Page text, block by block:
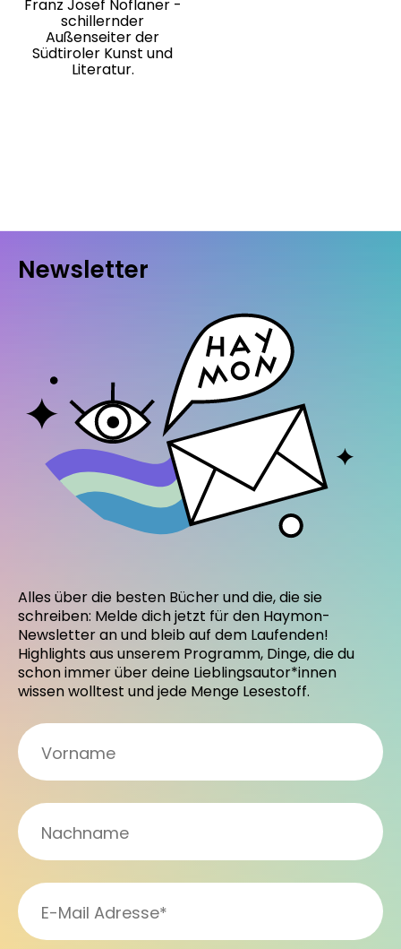
Franz Josef Noflaner -
schillernder
Außenseiter der
Südtiroler Kunst und
Literatur.
Newsletter
Alles über die besten Bücher und die, die sie
schreiben: Melde dich jetzt für den Haymon-
Newsletter an und bleib auf dem Laufenden!
Highlights aus unserem Programm, Dinge, die du
schon immer über deine Lieblingsautor*innen
wissen wolltest und jede Menge Lesestoff.